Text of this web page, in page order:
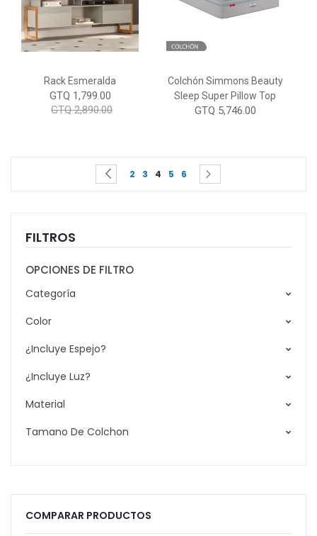
Rack Esmeralda
GTQ 1,799.00
GTQ 2,890.00
Colchón Simmons Beauty
Sleep Super Pillow Top
GTQ 5,746.00
Page Page
Previous
Page
2 Page
3
You're currently reading page
4 Page
5 Page
6 Page
FILTROS
OPCIONES DE FILTRO
Categoría
Color
¿Incluye Espejo?
¿Incluye Luz?
Material
Tamano De Colchon
COMPARAR PRODUCTOS